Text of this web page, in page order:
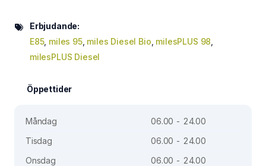
Erbjudande:
E85, miles 95, miles Diesel Bio milesPLUS 98
milesPLUS Diesel
Öppettider
Måndag
06.00 - 24.00
Tisdag
06.00 - 24.00
Onsdag
06.00 - 24.00